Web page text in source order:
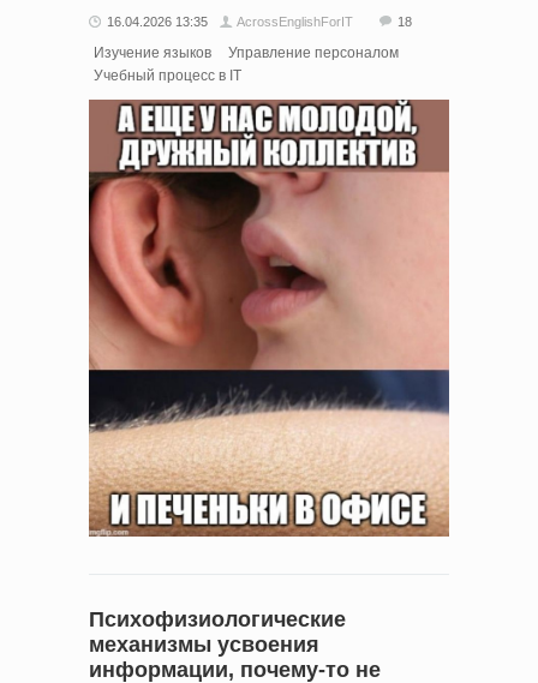
16.04.2026 13:35 AcrossEnglishForIT 18
Изучение языков
Управление персоналом
Учебный процесс в IT
Психофизиологические
механизмы усвоения
информации, почему-то не